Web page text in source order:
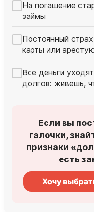
На погашение
займы
Постоянный
карты или
Все деньги
долгов: живешь,
Если вы
галочки,
признаки
есть
Хочу